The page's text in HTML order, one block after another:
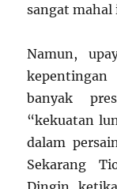
sangat mahal
Namun,
banyak
“kekuatan
dalam
Sekarang